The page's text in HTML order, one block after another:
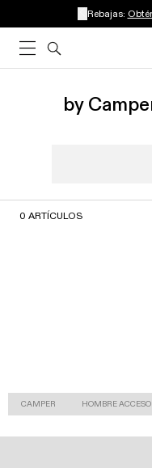
Rebajas:
by
0 ARTÍCULOS
CAMPER HOMBRE